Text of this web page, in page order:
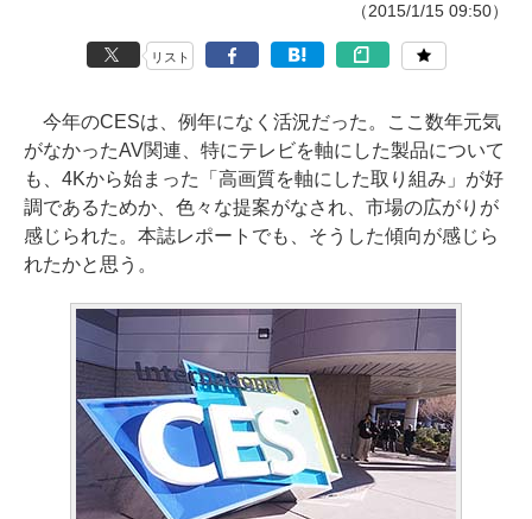
（2015/1/15 09:50）
リスト
今年のCESは、例年になく活況だった。ここ数年元気
がなかったAV関連、特にテレビを軸にした製品について
も、4Kから始まった「高画質を軸にした取り組み」が好
調であるためか、色々な提案がなされ、市場の広がりが
感じられた。本誌レポートでも、そうした傾向が感じら
れたかと思う。